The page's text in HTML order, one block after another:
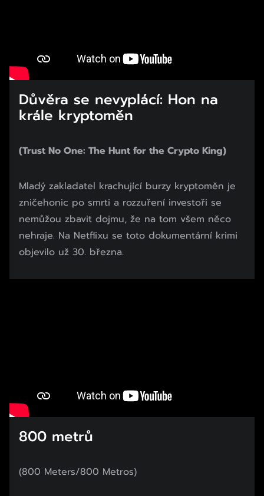
Důvěra se nevyplácí: Hon na
krále kryptoměn
(Trust No One: The Hunt for the Crypto King)
Mladý zakladatel krachující burzy kryptoměn je
zničehonic po smrti a rozzuření investoři se
nemůžou zbavit dojmu, že na tom všem něco
nehraje. Na Netflixu se toto dokumentární krimi
objevilo už 30. března.
800 metrů
(800 Meters/800 Metros)